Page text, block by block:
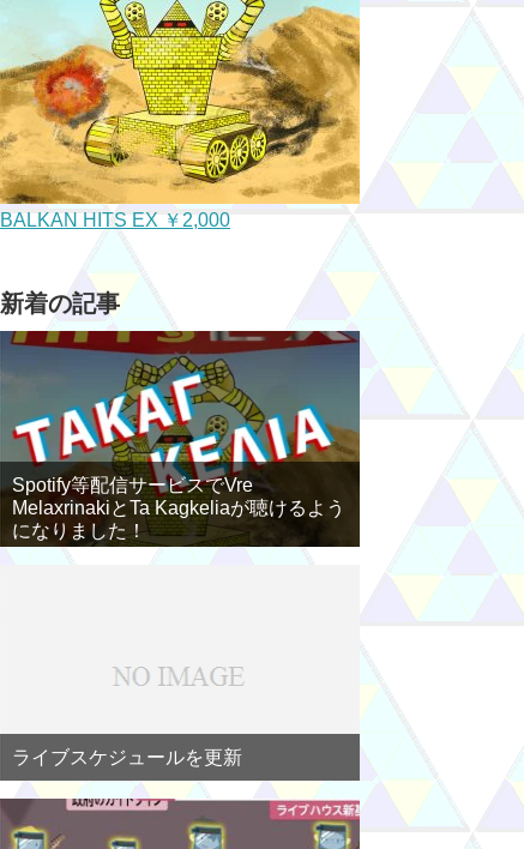
BALKAN HITS EX ￥2,000
新着の記事
Spotify等配信サービスでVre
MelaxrinakiとTa Kagkeliaが聴けるよう
になりました！
ライブスケジュールを更新